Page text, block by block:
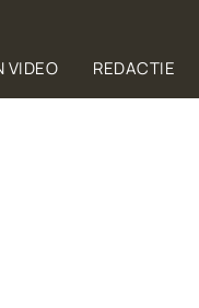
VIDEO REDACTIE